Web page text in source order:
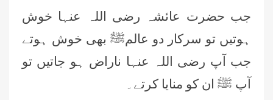
جب حضرت عائشہ رضی اللہ عنہا خوش
ہوتیں تو سرکار دو عالمﷺ بھی خوش ہوتے
جب آپ رضی اللہ عنہا ناراض ہو جاتیں تو
آپ ﷺ ان کو منایا کرتے۔